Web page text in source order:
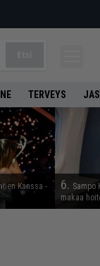
TERVEYS
Kanssa -
6. Sampo
makaa